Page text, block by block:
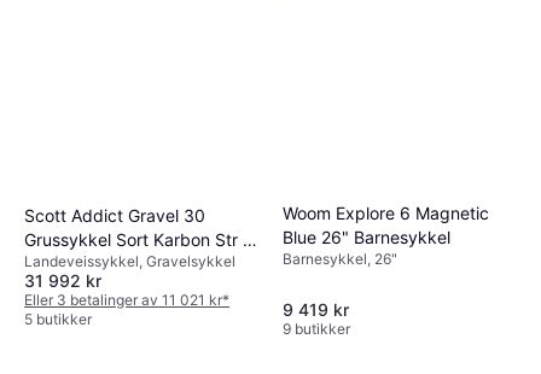
Scott Addict Gravel 30
Grussykkel Sort Karbon Str M
Unisex, Herresykkel,
Damesykkel
Landeveissykkel, Gravelsykkel
31 992 kr
Eller 3 betalinger av 11 021 kr*
5 butikker
Woom Explore 6 Magnetic
Blue 26" Barnesykkel
Barnesykkel, 26"
9 419 kr
9 butikker